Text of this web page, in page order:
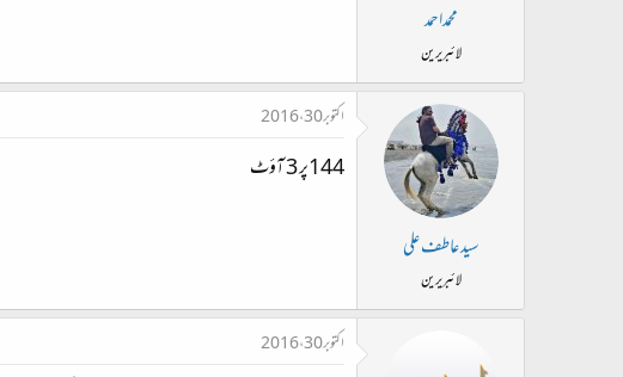
محمداحمد
لائبریرین
سید عاطف علی
لائبریرین
اکتوبر 30، 2016
144پر 3 آؤٹ
اکتوبر 30، 2016